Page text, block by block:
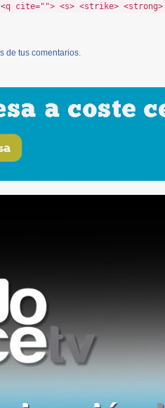
cite=""> <s> <strike> <strong>
de tus comentarios.